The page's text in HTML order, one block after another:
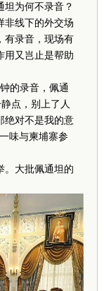
坦为何不录音？
非线下的外交场
有录音，现场有
用又岂止是帮助
的录音，佩通
点，别上了人
绝对不是我的意
味与柬埔寨参
大批佩通坦的